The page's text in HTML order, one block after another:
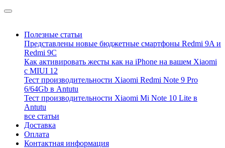
Полезные статьи
Представлены новые бюджетные смартфоны Redmi 9A и
Redmi 9C
Как активировать жесты как на iPhone на вашем Xiaomi
с MIUI 12
Тест производительности Xiaomi Redmi Note 9 Pro
6/64Gb в Antutu
Тест производительности Xiaomi Mi Note 10 Lite в
Antutu
все статьи
Доставка
Оплата
Контактная информация